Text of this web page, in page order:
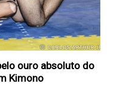
ouro absoluto do
Kimono